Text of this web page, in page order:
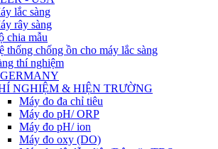
lắc sàng
rây sàng
chia mẫu
thống chống ồn cho máy lắc sàng
thí nghiệm
NGHIỆM & HIỆN TRƯỜNG
Máy đo đa chỉ tiêu
Máy đo pH/ ORP
Máy đo pH/ ion
Máy đo oxy (DO)